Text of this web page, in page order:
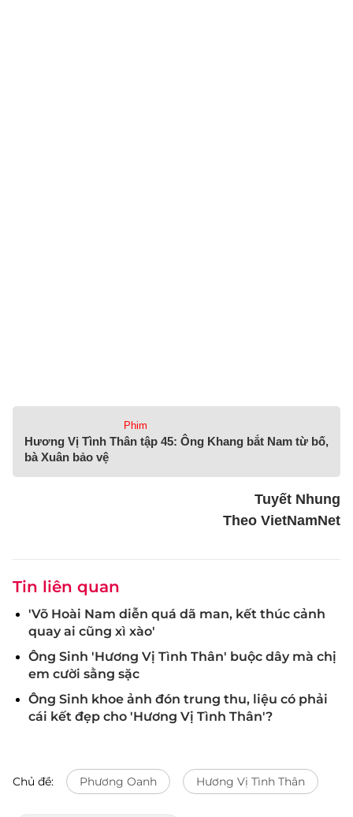
Phim
Hương Vị Tình Thân tập 45: Ông Khang bắt Nam từ bố,
bà Xuân bảo vệ
Tuyết Nhung
Theo VietNamNet
Tin liên quan
'Võ Hoài Nam diễn quá dã man, kết thúc cảnh
quay ai cũng xì xào'
Ông Sinh 'Hương Vị Tình Thân' buộc dây mà chị
em cười sằng sặc
Ông Sinh khoe ảnh đón trung thu, liệu có phải
cái kết đẹp cho 'Hương Vị Tình Thân'?
Chủ đề: Phương Oanh Hương Vị Tình Thân